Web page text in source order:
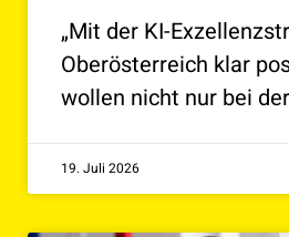
„Mit der KI-
Oberösterreich klar
wollen nicht nur bei
19. Juli 2026